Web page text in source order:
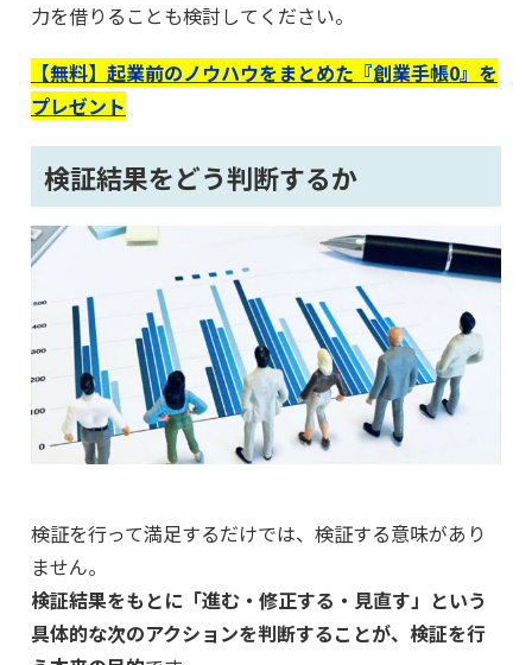
力を借りることも検討してください。
【無料】起業前のノウハウをまとめた『創業手帳0』を
プレゼント
検証結果をどう判断するか
検証を行って満足するだけでは、検証する意味があり
ません。
検証結果をもとに「進む・修正する・見直す」という
具体的な次のアクションを判断することが、検証を行